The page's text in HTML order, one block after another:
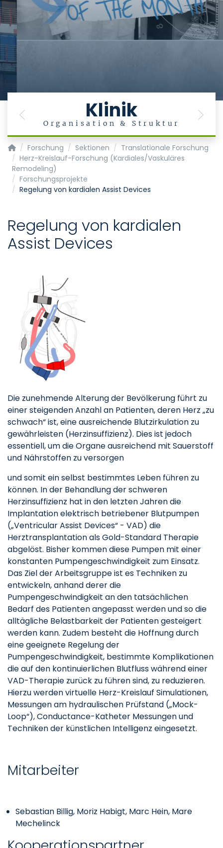
Klinik
Organisation & Struktur
Previous Next
Klinik für Anästhesiologie - KOPIE
Forschung Sektionen
Translationale Forschung
Herz-Kreislauf-Forschung (Kardiales/Vaskuläres
Remodeling)
Forschungsprojekte
Regelung von kardialen Assist Devices
Regelung von kardialen
Assist Devices
Die zunehmende Alterung der Bevölkerung führt zu
einer steigenden Anzahl an Patienten, deren Herz „zu
schwach“ ist, eine ausreichende Blutzirkulation zu
gewährleisten (Herzinsuffizienz). Dies ist jedoch
essentiell, um die Organe ausreichend mit Sauerstoff
und Nährstoffen zu versorgen
und somit ein selbst bestimmtes Leben führen zu
können. In der Behandlung der schweren
Herzinsuffizienz hat in den letzten Jahren die
Implantation elektrisch betriebener Blutpumpen
(„Ventricular Assist Devices“ - VAD) die
Herztransplantation als Gold-Standard Therapie
abgelöst. Bisher kommen diese Pumpen mit einer
konstanten Pumpengeschwindigkeit zum Einsatz.
Das Ziel der Arbeitsgruppe ist es Techniken zu
entwickeln, anhand derer die
Pumpengeschwindigkeit an den tatsächlichen
Bedarf des Patienten angepasst werden und so die
alltägliche Belastbarkeit der Patienten gesteigert
werden kann. Zudem besteht die Hoffnung durch
eine geeignete Regelung der
Pumpengeschwindigkeit, bestimmte Komplikationen
die auf den kontinuierlichen Blutfluss während einer
VAD-Therapie zurück zu führen sind, zu reduzieren.
Hierzu werden virtuelle Herz-Kreislauf Simulationen,
Messungen am hydraulischen Prüfstand („Mock-
Loop“), Conductance-Katheter Messungen und
Techniken der künstlichen Intelligenz eingesetzt.
Mitarbeiter
Sebastian Billig, Moriz Habigt, Marc Hein, Mare
Mechelinck